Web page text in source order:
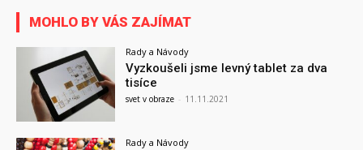
MOHLO BY VÁS ZAJÍMAT
Rady a Návody
Vyzkoušeli jsme levný tablet za dva
tisíce
svet v obraze - 11.11.2021
Rady a Návody